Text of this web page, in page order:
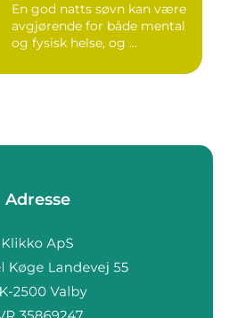
En god natts søvn kan være
avgjørende for både mental
og fysisk helse, og ...
Adresse